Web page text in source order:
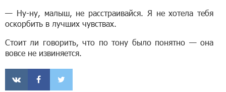
— Ну-ну, малыш, не расстраивайся. Я не хотела тебя
оскорбить в лучших чувствах.
Стоит ли говорить, что по тону было понятно — она
вовсе не извиняется.